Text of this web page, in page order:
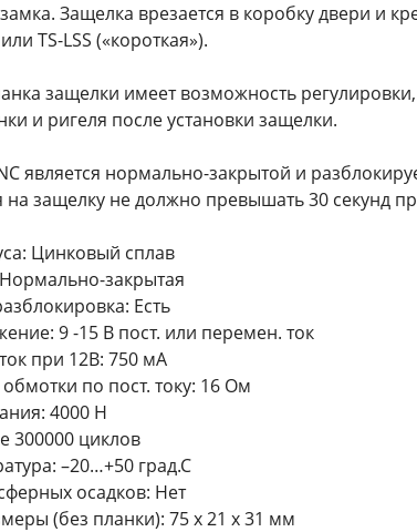
Защелка врезается в коробку двери и
TS-LSS («короткая»).
защелки имеет возможность
и ригеля после установки защелки.
является нормально-закрытой и
на защелку не должно превышать 30 секунд
Цинковый сплав
закрытая
Есть
9 -15 В пост. или перемен. ток
при 12В: 750 мА
по пост. току: 16 Ом
4000 Н
300000 циклов
–20…+50 град.С
осадков: Нет
(без планки): 75 х 21 х 31 мм